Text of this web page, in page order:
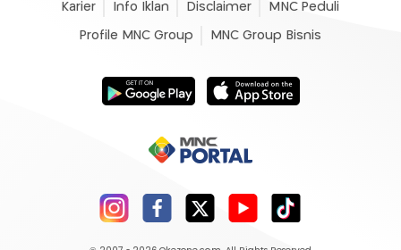
Karier Info Iklan Disclaimer MNC Peduli
Profile MNC Group MNC Group Bisnis